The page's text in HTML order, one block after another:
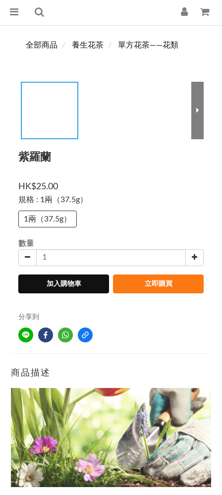
全部商品 養生花茶 單方花茶——花類
紫羅蘭
HK$25.00
規格 : 1兩（37.5g）
1兩（37.5g）
數量
加入購物車 立即購買
分享到
商品描述